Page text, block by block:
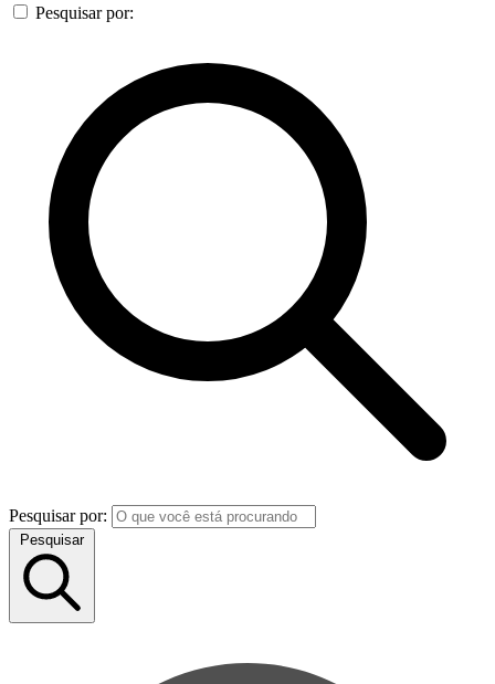
Pesquisar por:
Pesquisar por:
Pesquisar